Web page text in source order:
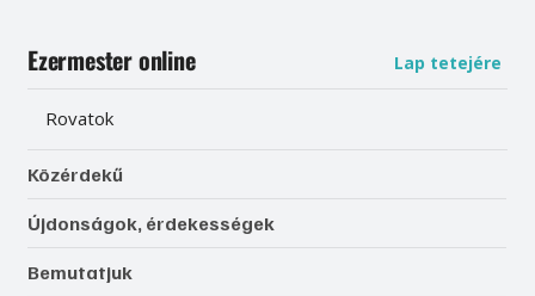
Ezermester online Lap tetejére
Rovatok
Közérdekű
Újdonságok, érdekességek
Bemutatjuk